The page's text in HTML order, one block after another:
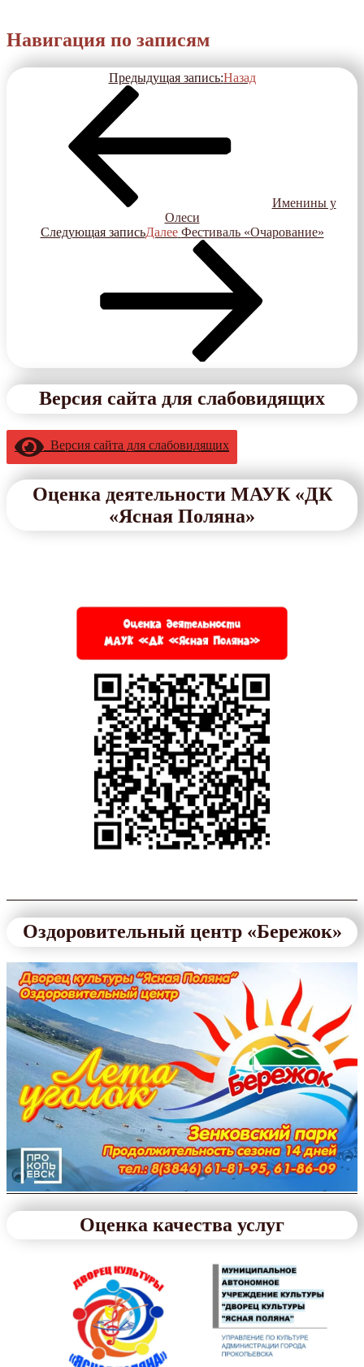
Навигация по записям
Предыдущая запись:Назад
Именины у
Олеси
Следующая записьДалее Фестиваль «Очарование»
Версия сайта для слабовидящих
Версия сайта для слабовидящих
Оценка деятельности МАУК «ДК
«Ясная Поляна»
Оздоровительный центр «Бережок»
Оценка качества услуг